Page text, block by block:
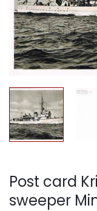
Post card
sweeper